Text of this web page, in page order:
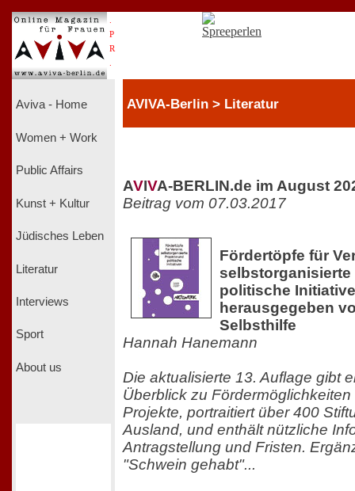
P
R
Aviva - Home
Women + Work
Public Affairs
Kunst + Kultur
Jüdisches Leben
Literatur
Interviews
Sport
About us
AVIVA-Berlin > Literatur
AVIVA-BERLIN.de im August
Beitrag vom 07.03.2017
Fördertöpfe für
selbstorganisierte
politische
herausgegeben
Selbsthilfe
Hannah Hanemann
Die aktualisierte 13. Auflage gibt
Überblick zu
Projekte, portraitiert über 400
Ausland, und enthält nützliche
Antragstellung und Fristen.
"Schwein gehabt"...